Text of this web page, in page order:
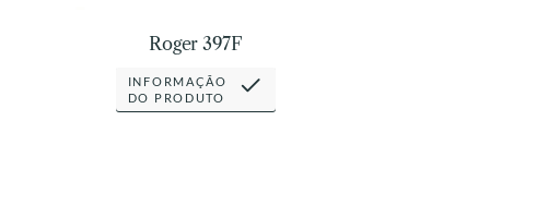
Roger 397F
INFORMAÇÃO
DO PRODUTO